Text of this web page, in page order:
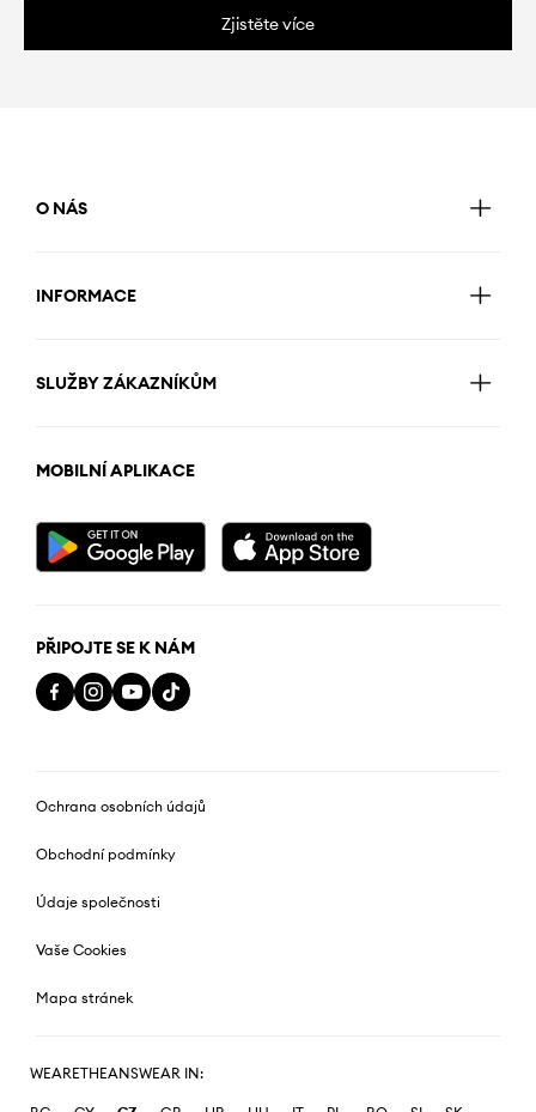
Zjistěte více
O NÁS
INFORMACE
SLUŽBY ZÁKAZNÍKŮM
MOBILNÍ APLIKACE
PŘIPOJTE SE K NÁM
Ochrana osobních údajů
Obchodní podmínky
Údaje společnosti
Vaše Cookies
Mapa stránek
WEARETHEANSWEAR IN: